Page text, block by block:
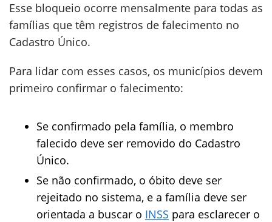
Esse bloqueio ocorre mensalmente para todas as
famílias que têm registros de falecimento no
Cadastro Único.
Para lidar com esses casos, os municípios devem
primeiro confirmar o falecimento:
Se confirmado pela família, o membro
falecido deve ser removido do Cadastro
Único.
Se não confirmado, o óbito deve ser
rejeitado no sistema, e a família deve ser
orientada a buscar o INSS para esclarecer o